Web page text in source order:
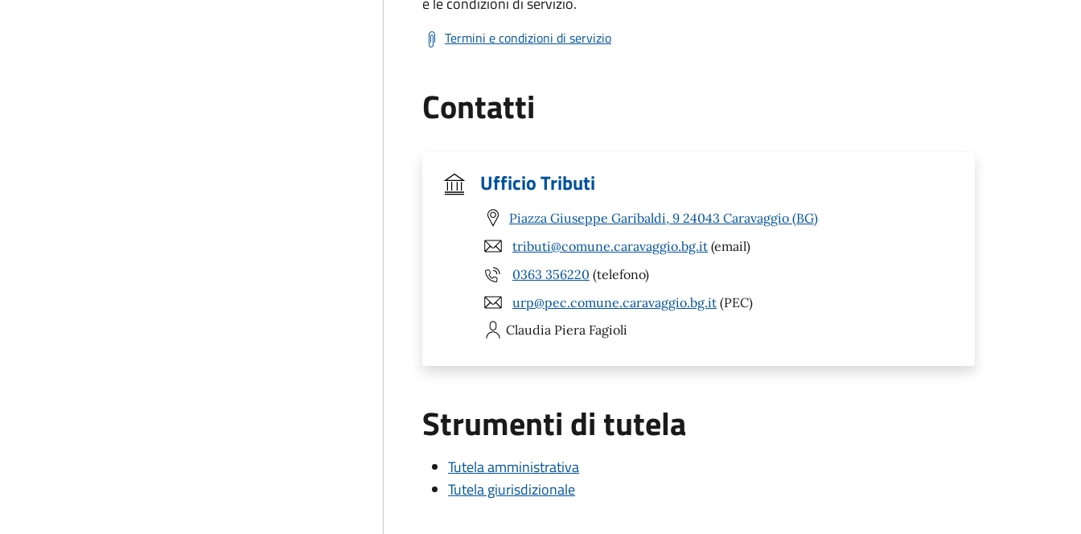
Termini e condizioni di servizio
Contatti
Ufficio Tributi
Piazza Giuseppe Garibaldi, 9 24043 Caravaggio (BG)
tributi@comune.caravaggio.bg.it (email)
0363 356220 (telefono)
urp@pec.comune.caravaggio.bg.it (PEC)
Claudia Piera Fagioli
Strumenti di tutela
Tutela amministrativa
Tutela giurisdizionale